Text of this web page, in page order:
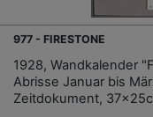
977 - FIRESTONE
1928, Wandkalender
Abrisse Januar bis
Zeitdokument,